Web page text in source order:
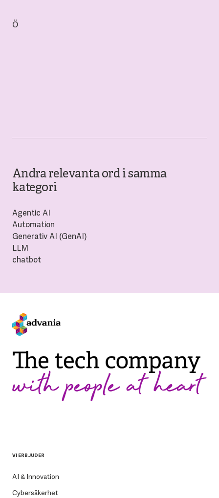
Ö
Andra relevanta ord i samma
kategori
Agentic AI
Automation
Generativ AI (GenAI)
LLM
chatbot
VI ERBJUDER
AI & Innovation
Cybersäkerhet